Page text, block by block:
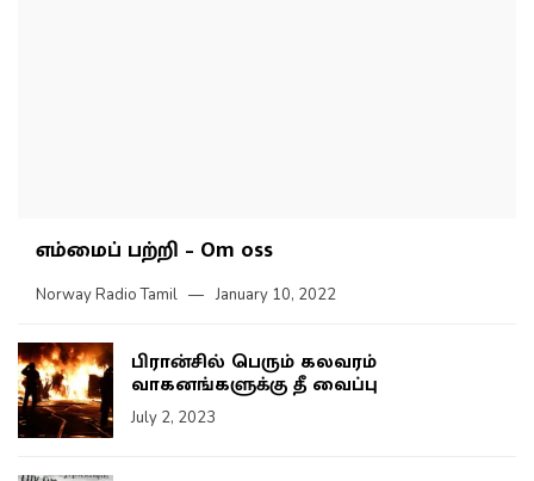
எம்மைப் பற்றி – Om oss
Norway Radio Tamil January 10, 2022
பிரான்சில் பெரும் கலவரம்
வாகனங்களுக்கு தீ வைப்பு
July 2, 2023